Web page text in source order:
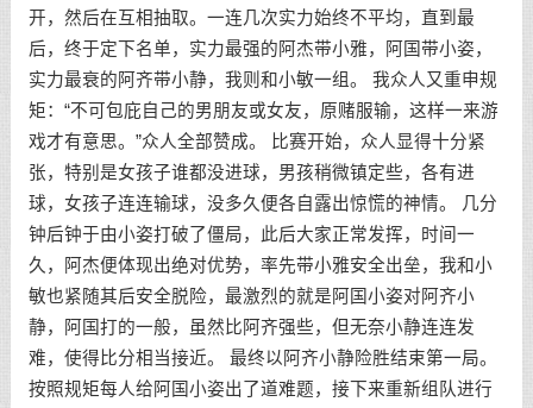
开，然后在互相抽取。一连几次实力始终不平均，直到最
后，终于定下名单，实力最强的阿杰带小雅，阿国带小姿，
实力最衰的阿齐带小静，我则和小敏一组。 我众人又重申规
矩：“不可包庇自己的男朋友或女友，原赌服输，这样一来游
戏才有意思。”众人全部赞成。 比赛开始，众人显得十分紧
张，特别是女孩子谁都没进球，男孩稍微镇定些，各有进
球，女孩子连连输球，没多久便各自露出惊慌的神情。 几分
钟后钟于由小姿打破了僵局，此后大家正常发挥，时间一
久，阿杰便体现出绝对优势，率先带小雅安全出垒，我和小
敏也紧随其后安全脱险，最激烈的就是阿国小姿对阿齐小
静，阿国打的一般，虽然比阿齐强些，但无奈小静连连发
难，使得比分相当接近。 最终以阿齐小静险胜结束第一局。
按照规矩每人给阿国小姿出了道难题，接下来重新组队进行